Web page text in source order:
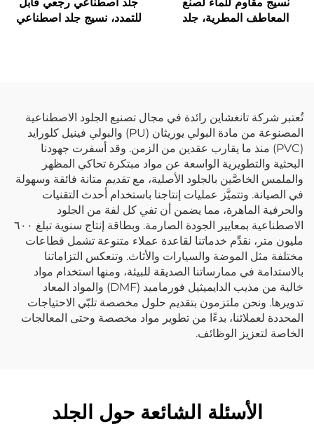
نسيج مقاوم للماء لصنع
المعاطف المطرية، جلد
جلد اصطناعي رجعي قابل
للتمدد، نسيج جلد اصطناعي
تُعتبر شركة تانغشاين رائدة في مجال تصنيع الجلود الاصطناعية
المصنوعة من مادة البولي يوريثان (PU) والبولي فينيل كلورايد
(PVC) منذ ما يقارب عقدين من الزمن. وقد أسفرت جهودنا
البحثية والتطويرية الواسعة عن مواد مبتكرة تحاكي المظهر
والملمس الخاصَّين بالجلود الأصلية، مع تقديم متانة فائقة وسهولة
في الصيانة. وتتميَّز عمليات إنتاجنا باستخدام أحدث التقنيات
والحرفية الماهرة، مما يضمن أن تفي كل لفة من الجلود
الاصطناعية بمعايير الجودة الصارمة. وبطاقة إنتاج سنوية تبلغ ٦٠٠
مليون متر، نقدِّم خدماتنا لقاعدة عملاء متنوعة تشمل قطاعات
مختلفة مثل الموضة والسيارات والأثاث. وتنعكس التزاماتنا
بالاستدامة في ممارساتنا الصديقة للبيئة، ومنها استخدام مواد
خالية من مذيب الدايميثيل فورماميد (DMF) والمواد المعاد
تدويرها. ونحن ملتزمون بتقديم حلول مخصصة تلبّي الاحتياجات
المحددة لعملائنا، بدءًا من تطوير مواد مخصصة وحتى المعالجات
الخاصة لتعزيز الوظائف.
الأسئلة الشائعة حول الجلد